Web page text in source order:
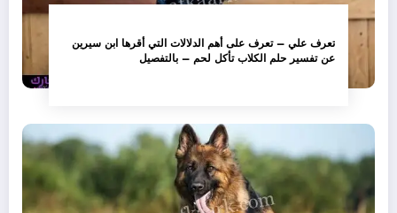
تعرف علي – تعرف على أهم الدلالات التي أقرها ابن سيرين
عن تفسير حلم الكلاب تأكل لحم – بالتفصيل